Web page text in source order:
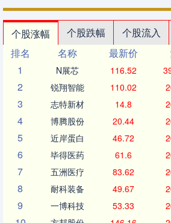
个股涨幅 个股跌幅 个股流入
排名
名称 最新价
1
N展芯 116.52
2 锐翔智能 110.02
3 志特新材 14.8
4 博腾股份 20.44
5 近岸蛋白 46.72
6 毕得医药 61.6
7 五洲医疗 83.62
8 耐科装备 49.67
9 一博科技 53.33